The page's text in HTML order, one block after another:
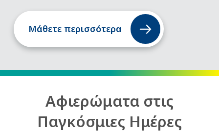
Μάθετε περισσότερα
Αφιερώματα στις
Παγκόσμιες Ημέρες